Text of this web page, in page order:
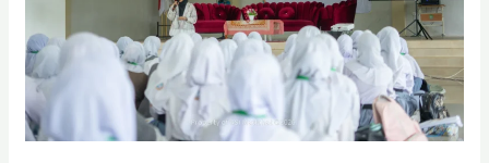
Menyalakan
Asa
Siswa
3T
di